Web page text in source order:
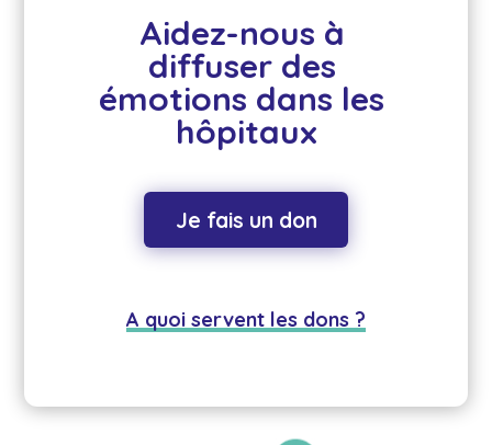
Aidez-nous à
diffuser des
émotions dans les
hôpitaux
Je fais un don
A quoi servent les dons ?